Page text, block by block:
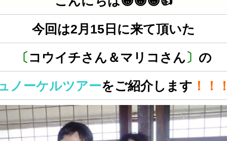
今回は2月15日に来て頂いた
〔 コウイチさん＆マリコさん〕 の
ノーケルツアーをご紹介します ！！